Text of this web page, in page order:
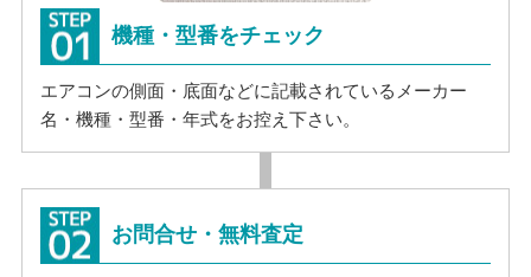
機種・型番をチェック
エアコンの側面・底面などに記載されているメーカー
名・機種・型番・年式をお控え下さい。
お問合せ・無料査定